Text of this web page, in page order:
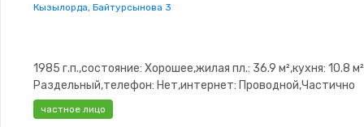
Кызылорда, Байтурсынова 3
1985 г.п.,состояние: Хорошее,жилая пл.: 36.9 м²,кухня: 10.8
Раздельный,телефон: Нет,интернет: Проводной,Частично
меблирована,Частично меблирована,паркинг:
Гараж,Домофон,Неугловая,Улучшенная,Комнаты
частное лицо